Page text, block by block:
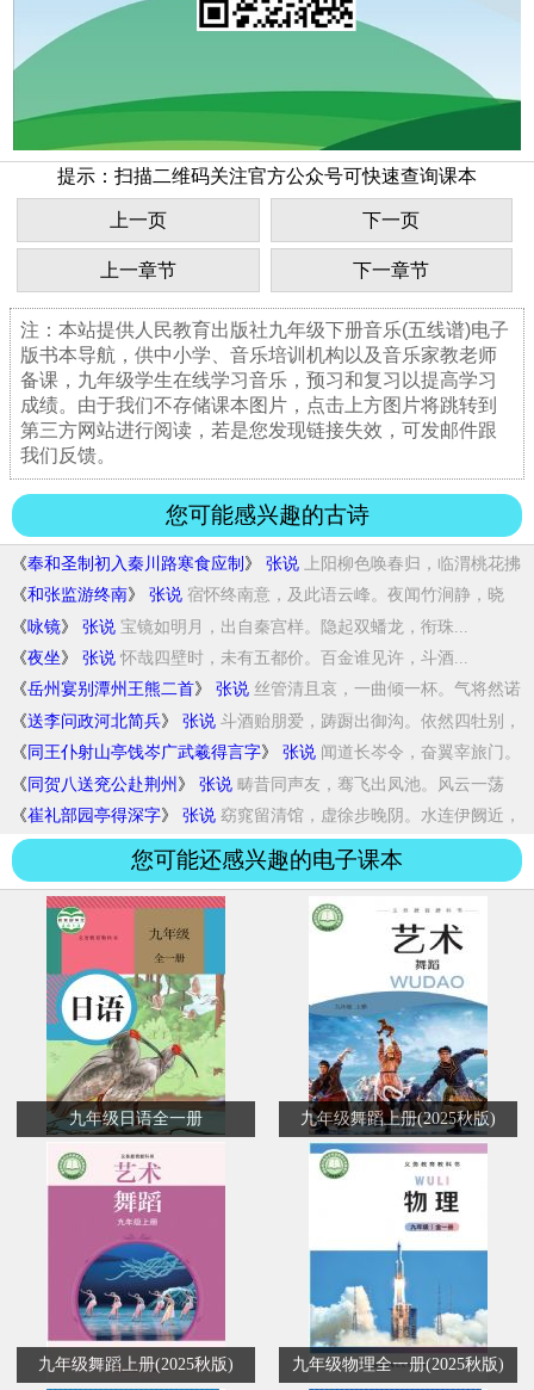
提示：扫描二维码关注官方公众号可快速查询课本
上一页 下一页
上一章节 下一章节
注：本站提供人民教育出版社九年级下册音乐(五线谱)电子
版书本导航，供中小学、音乐培训机构以及音乐家教老师
备课，九年级学生在线学习音乐，预习和复习以提高学习
成绩。由于我们不存储课本图片，点击上方图片将跳转到
第三方网站进行阅读，若是您发现链接失效，可发邮件跟
我们反馈。
您可能感兴趣的古诗
《奉和圣制初入秦川路寒食应制 》 张说
上阳柳色唤春归，临渭桃花拂
水飞。总为朝廷...
《和张监游终南》 张说 宿怀终南意，及此语云峰。夜闻竹涧静，晓
望...
《咏镜》 张说 宝镜如明月，出自秦宫样。隐起双蟠龙，衔珠...
《夜坐》 张说 怀哉四壁时，未有五都价。百金谁见许，斗酒...
《岳州宴别潭州王熊二首》 张说 丝管清且哀，一曲倾一杯。气将然诺
重，心向...
《送李问政河北简兵》 张说 斗酒贻朋爱，踌蹰出御沟。依然四牡别，
更想...
《 同王仆射山亭饯岑广武羲得言字》 张说 闻道长岑令，奋翼宰旅门。
长安东陌上，送客...
《同贺八送兖公赴荆州 》 张说 畴昔同声友，骞飞出凤池。风云一荡
薄，日月...
《崔礼部园亭得深字》 张说 窈窕留清馆，虚徐步晚阴。水连伊阙近，
树接...
您可能还感兴趣的电子课本
九年级日语全一册 九年级舞蹈上册(2025秋版)
九年级舞蹈上册(2025秋版) 九年级物理全一册(2025秋版)